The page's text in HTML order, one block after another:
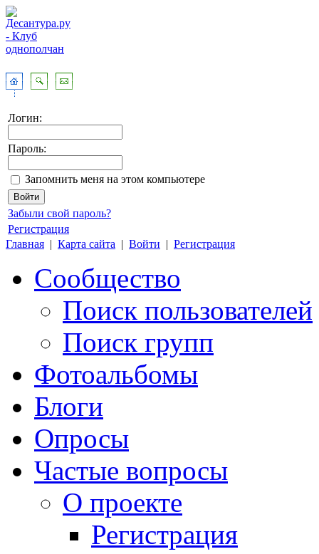
Логин:
Пароль:
Запомнить меня на этом компьютере
Забыли свой пароль?
Регистрация
Главная | Карта сайта | Войти | Регистрация
Сообщество
Поиск пользователей
Поиск групп
Фотоальбомы
Блоги
Опросы
Частые вопросы
О проекте
Регистрация